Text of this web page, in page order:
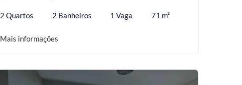
2 Quartos 2 Banheiros 1 Vaga 71 m²
Mais informações